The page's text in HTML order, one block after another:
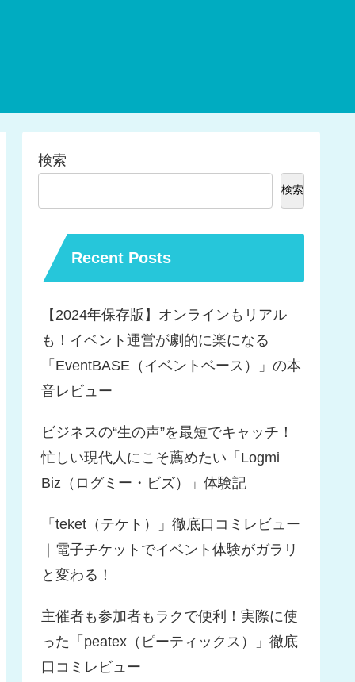
検索
検索
Recent Posts
【2024年保存版】オンラインもリアル
も！イベント運営が劇的に楽になる
「EventBASE（イベントベース）」の本
音レビュー
ビジネスの“生の声”を最短でキャッチ！
忙しい現代人にこそ薦めたい「Logmi
Biz（ログミー・ビズ）」体験記
「teket（テケト）」徹底口コミレビュー
｜電子チケットでイベント体験がガラリ
と変わる！
主催者も参加者もラクで便利！実際に使
った「peatex（ピーティックス）」徹底
口コミレビュー